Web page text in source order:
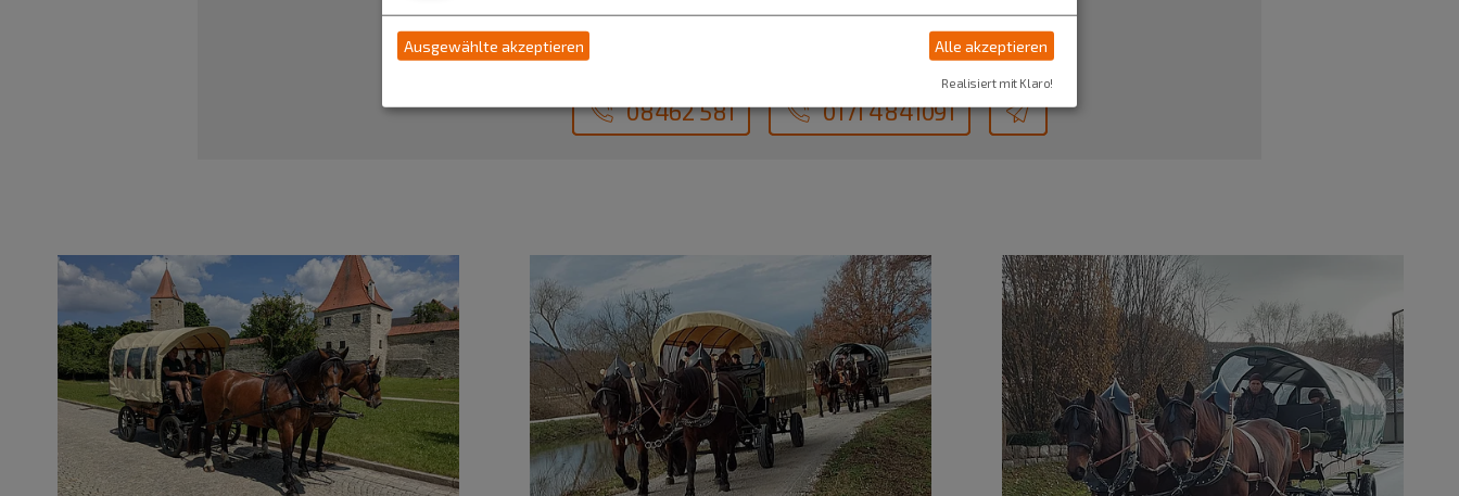
Hauptstr. 2B
92334 Berching
08462 581 0171 4841091
Ausgewählte akzeptieren Alle akzeptieren
Realisiert mit Klaro!